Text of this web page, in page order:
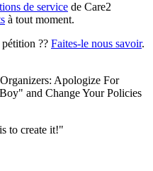
de service de Care2
à tout moment.
pétition ?? Faites-le nous savoir.
Apologize For
and Change Your Policies
to create it!"